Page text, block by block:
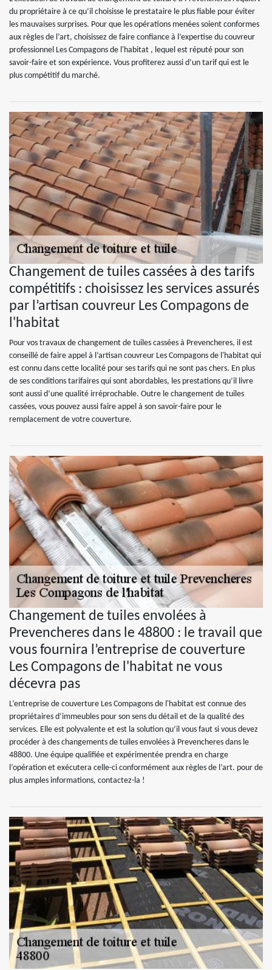
du propriétaire à ce qu’il choisisse le prestataire le plus fiable pour éviter
les mauvaises surprises. Pour que les opérations menées soient conformes
aux règles de l’art, choisissez de faire confiance à l’expertise du couvreur
professionnel Les Compagons de l'habitat , lequel est réputé pour son
savoir-faire et son expérience. Vous profiterez aussi d’un tarif qui est le
plus compétitif du marché.
Changement de tuiles cassées à des tarifs
compétitifs : choisissez les services assurés
par l’artisan couvreur Les Compagons de
l'habitat
Pour vos travaux de changement de tuiles cassées à Prevencheres, il est
conseillé de faire appel à l’artisan couvreur Les Compagons de l'habitat qui
est connu dans cette localité pour ses tarifs qui ne sont pas chers. En plus
de ses conditions tarifaires qui sont abordables, les prestations qu’il livre
sont aussi d’une qualité irréprochable. Outre le changement de tuiles
cassées, vous pouvez aussi faire appel à son savoir-faire pour le
remplacement de votre couverture.
Changement de tuiles envolées à
Prevencheres dans le 48800 : le travail que
vous fournira l’entreprise de couverture
Les Compagons de l'habitat ne vous
décevra pas
L’entreprise de couverture Les Compagons de l'habitat est connue des
propriétaires d’immeubles pour son sens du détail et de la qualité des
services. Elle est polyvalente et est la solution qu’il vous faut si vous devez
procéder à des changements de tuiles envolées à Prevencheres dans le
48800. Une équipe qualifiée et expérimentée prendra en charge
l’opération et exécutera celle-ci conformément aux règles de l’art. pour de
plus amples informations, contactez-la !